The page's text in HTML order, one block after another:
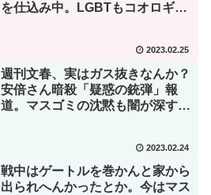
を仕込み中。LGBTもコオロギ
2023.02.25
週刊文春、実はガス抜きなんか？
安倍さん暗殺「疑惑の銃弾」報
道。マスゴミの沈黙も闇が深すぎ
2023.02.24
戦中はゲートルを巻かんと家から
出られへんかったとか。今はマス